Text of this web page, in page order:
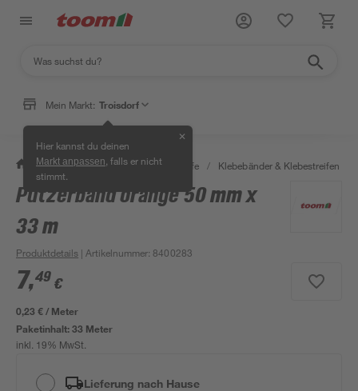
Mein Markt: Troisdorf
Hier kannst du deinen
Markt anpassen , falls er nicht
stimmt.
✕
/ Bauen & Renovieren / Klebstoffe / Klebebänder & Klebestreifen
Putzerband orange 50 mm x
33 m
Produktdetails | Artikelnummer: 8400283
7,49 €
0,23 € / Meter
Paketinhalt:33 Meter
inkl. 19% MwSt.
Lieferung nach Hause